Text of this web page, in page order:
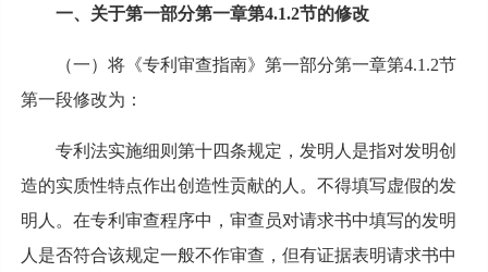
一、关于第一部分第一章第4.1.2节的修改
（一）将《专利审查指南》第一部分第一章第4.1.2节
第一段修改为：
专利法实施细则第十四条规定，发明人是指对发明创
造的实质性特点作出创造性贡献的人。不得填写虚假的发
明人。在专利审查程序中，审查员对请求书中填写的发明
人是否符合该规定一般不作审查，但有证据表明请求书中